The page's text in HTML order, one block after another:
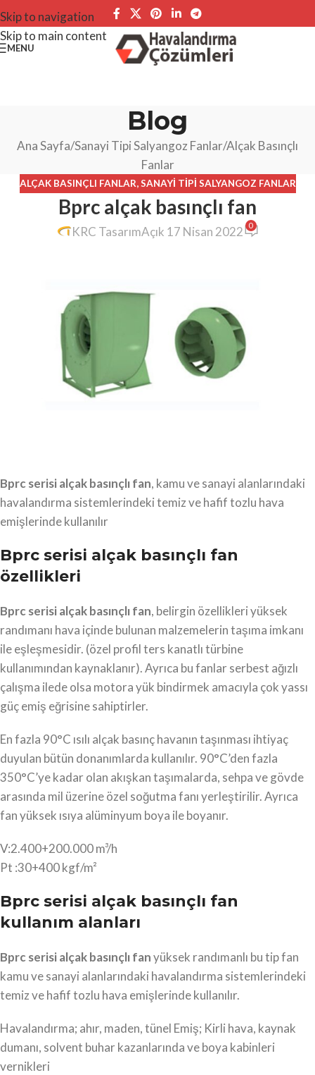
Skip to navigation
Skip to main content
MENU
Blog
Ana Sayfa Sanayi Tipi Salyangoz Fanlar Alçak Basınçlı
Fanlar
ALÇAK BASINÇLI FANLAR,SANAYI TIPI SALYANGOZ FANLAR
Bprc alçak basınçlı fan
KRC TasarımAçık 17 Nisan 2022 0
Bprc serisi alçak basınçlı fan, kamu ve sanayi alanlarındaki
havalandırma sistemlerindeki temiz ve hafif tozlu hava
emişlerinde kullanılır
Bprc serisi alçak basınçlı fan
özellikleri
Bprc serisi alçak basınçlı fan, belirgin özellikleri yüksek
randımanı hava içinde bulunan malzemelerin taşıma imkanı
ile eşleşmesidir. (özel profil ters kanatlı türbine
kullanımından kaynaklanır). Ayrıca bu fanlar serbest ağızlı
çalışma ilede olsa motora yük bindirmek amacıyla çok yassı
güç emiş eğrisine sahiptirler.
En fazla 90°C ısılı alçak basınç havanın taşınması ihtiyaç
duyulan bütün donanımlarda kullanılır. 90°C’den fazla
350°C’ye kadar olan akışkan taşımalarda, sehpa ve gövde
arasında mil üzerine özel soğutma fanı yerleştirilir. Ayrıca
fan yüksek ısıya alüminyum boya ile boyanır.
V:2.400+200.000 m³/h
Pt :30+400 kgf/m²
Bprc serisi alçak basınçlı fan
kullanım alanları
Bprc serisialçak basınçlı fanyüksek randımanlı bu tip fan
kamu ve sanayi alanlarındaki havalandırma sistemlerindeki
temiz ve hafif tozlu hava emişlerinde kullanılır.
Havalandırma; ahır, maden, tünel Emiş; Kirli hava, kaynak
dumanı, solvent buhar kazanlarında ve boya kabinleri
vernikleri